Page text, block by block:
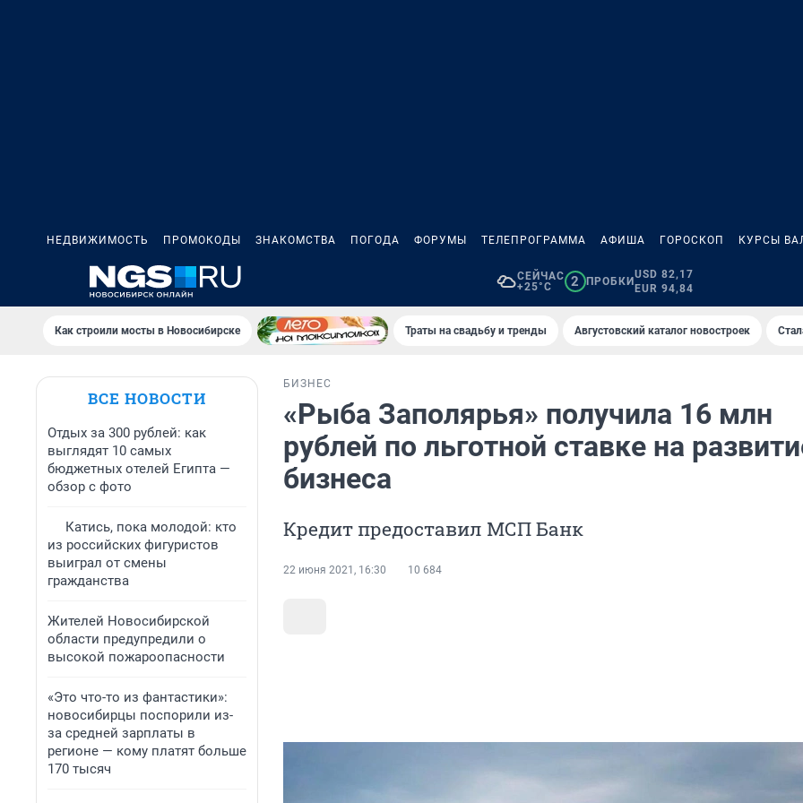
НЕДВИЖИМОСТЬ ПРОМОКОДЫ ЗНАКОМСТВА ПОГОДА ФОРУМЫ ТЕЛЕПРОГРАММА АФИША ГОРОСКОП КУРСЫ
СЕЙЧАС
+25°C
2 ПРОБКИ
USD 82,17
EUR 94,84
Как строили мосты в Новосибирске Траты на свадьбу и тренды Августовский каталог новостроек
ВСЕ НОВОСТИ
Отдых за 300 рублей: как
выглядят 10 самых
бюджетных отелей Египта —
обзор с фото
Катись, пока молодой: кто
из российских фигуристов
выиграл от смены
гражданства
Жителей Новосибирской
области предупредили о
высокой пожароопасности
«Это что-то из фантастики»:
новосибирцы поспорили из-
за средней зарплаты в
регионе — кому платят больше
170 тысяч
БИЗНЕС
«Рыба Заполярья» получила 16 млн
рублей по льготной ставке на
бизнеса
Кредит предоставил МСП Банк
22 июня 2021, 16:30 10 684